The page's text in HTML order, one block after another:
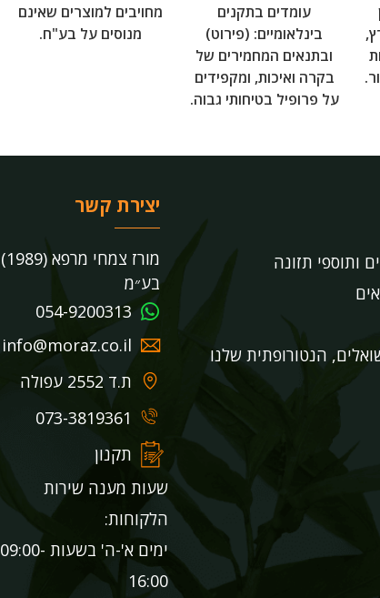
עומדים בתקנים
בינלאומיים: (פירוט)
ובתנאים המחמירים של
בקרה ואיכות, ומקפידים
על פרופיל בטיחותי גבוה.
מחויבים למוצרים שאינם
מנוסים על בע"ח.
ותוספי תזונה
הנטורופתית שלנו
יצירת קשר
מורז צמחי מרפא (1989)
בע״מ
054-9200313
info@moraz.co.il
ת.ד 2552 עפולה
073-3819361
תקנון
שעות מענה שירות
הלקוחות:
ימים א'-ה' בשעות 09:00-
16:00